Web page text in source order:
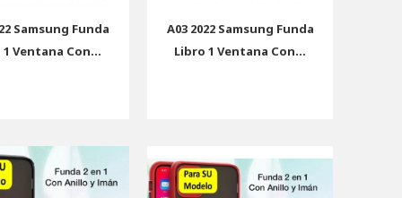
Samsung Funda
Ventana Con...
A03 2022 Samsung Funda
Libro 1 Ventana Con...